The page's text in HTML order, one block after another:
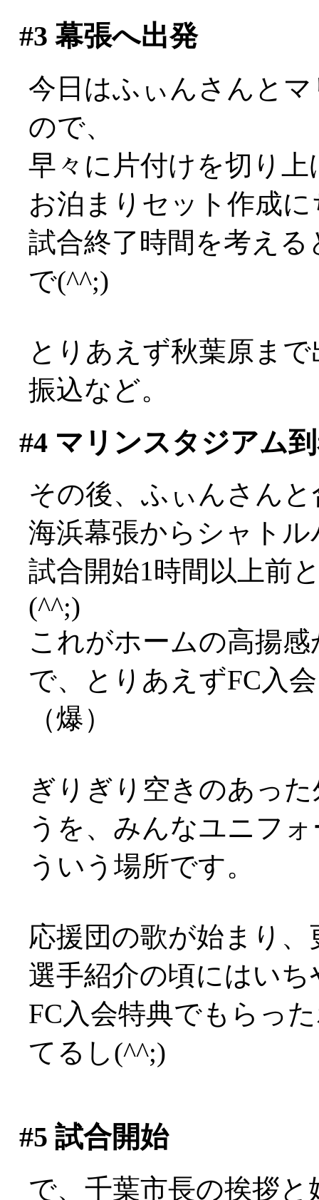
#3 幕張へ出発
今日はふぃんさんと
ので、
早々に片付けを切り上
お泊まりセット作成
試合終了時間を考え
で(^^;)
とりあえず秋葉原ま
振込など。
#4マリンスタジアム
その後、ふぃんさん
海浜幕張からシャト
試合開始1時間以上前
(^^;)
これがホームの高揚
で、とりあえずFC入
（爆）
ぎりぎり空きのあっ
うを、みんなユニフ
ういう場所です。
応援団の歌が始まり
選手紹介の頃にはい
FC入会特典でもらっ
てるし(^^;)
#5 試合開始
で、千葉市長の挨拶